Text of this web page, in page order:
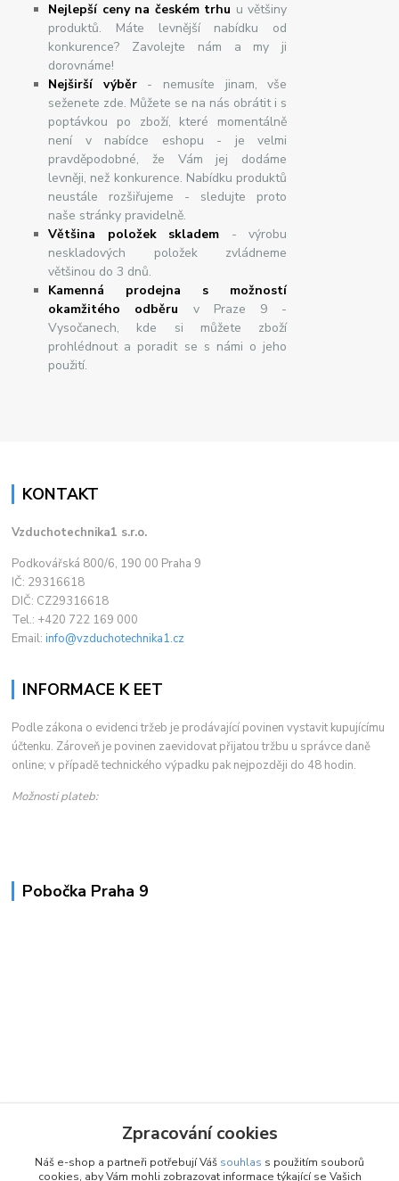
Nejlepší ceny na českém trhu u většiny
produktů. Máte levnější nabídku od
konkurence? Zavolejte nám a my ji
dorovnáme!
Nejširšívýběr- nemusíte jinam, vše
seženete zde. Můžete se na nás obrátit i s
poptávkou po zboží, které momentálně
není v nabídce eshopu - je velmi
pravděpodobné, že Vám jej dodáme
levněji, než konkurence. Nabídku produktů
neustále rozšiřujeme - sledujte proto
naše stránky pravidelně.
Většina položek skladem - výrobu
neskladových položek zvládneme
většinou do 3 dnů.
Kamenná prodejna s možností
okamžitého odběru v Praze 9 -
Vysočanech, kde si můžete zboží
prohlédnout a poradit se s námi o jeho
použití.
KONTAKT
Vzduchotechnika1 s.r.o.
Podkovářská 800/6, 190 00 Praha 9
IČ: 29316618
DIČ: CZ29316618
Tel.: +420 722 169 000
Email:info@vzduchotechnika1.cz
INFORMACE K EET
Podle zákona o evidenci tržeb je prodávající povinen vystavit kupujícímu
účtenku. Zároveň je povinen zaevidovat přijatou tržbu u správce daně
online; v případě technického výpadku pak nejpozději do 48 hodin.
Možnosti plateb:
Pobočka Praha 9
Zpracování cookies
Náš e-shop a partneři potřebují Váš souhlas s použitím souborů
cookies, aby Vám mohli zobrazovat informace týkající se Vašich